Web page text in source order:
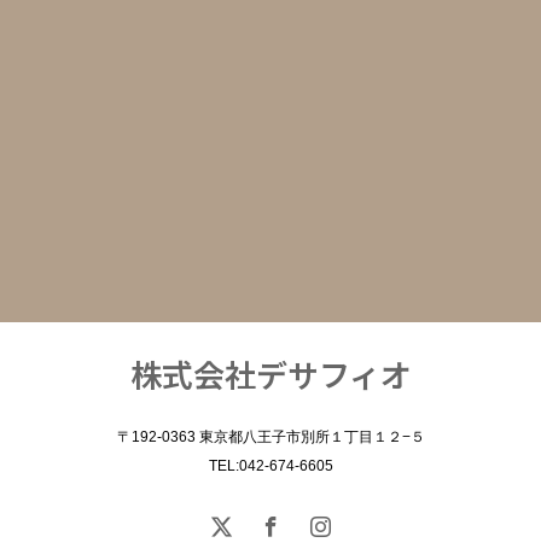
株式会社デサフィオ
〒192-0363 東京都八王子市別所１丁目１２−５
TEL:042-674-6605